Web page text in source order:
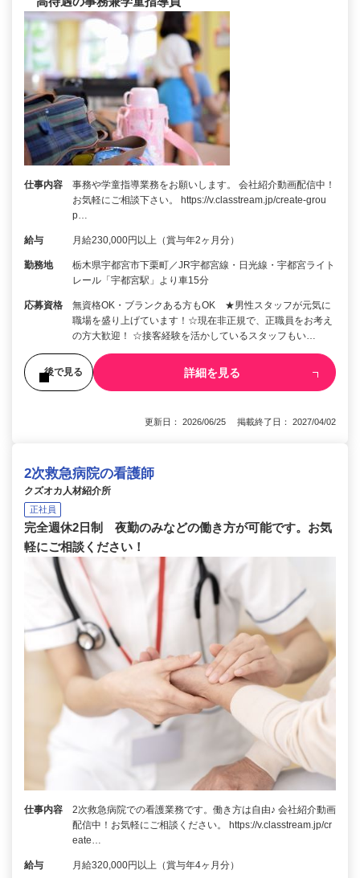
仕事内容
事務や学童指導業務をお願いします。 会社紹介動画配信中！
お気軽にご相談下さい。 https://v.classtream.jp/create-grou
p…
給与 月給230,000円以上（賞与年2ヶ月分）
勤務地
栃木県宇都宮市下栗町／JR宇都宮線・日光線・宇都宮ライト
レール「宇都宮駅」より車15分
応募資格
無資格OK・ブランクある方もOK ★男性スタッフが元気に
職場を盛り上げています！☆現在非正規で、正職員をお考え
の方大歓迎！ ☆接客経験を活かしているスタッフもい…
後で見る 詳細を見る
更新日： 2026/06/25 掲載終了日： 2027/04/02
2次救急病院の看護師
クズオカ人材紹介所
正社員
完全週休2日制 夜勤のみなどの働き方が可能です。お気
軽にご相談ください！
仕事内容
2次救急病院での看護業務です。働き方は自由♪ 会社紹介動画
配信中！お気軽にご相談ください。 https://v.classtream.jp/cr
eate…
給与 月給320,000円以上（賞与年4ヶ月分）